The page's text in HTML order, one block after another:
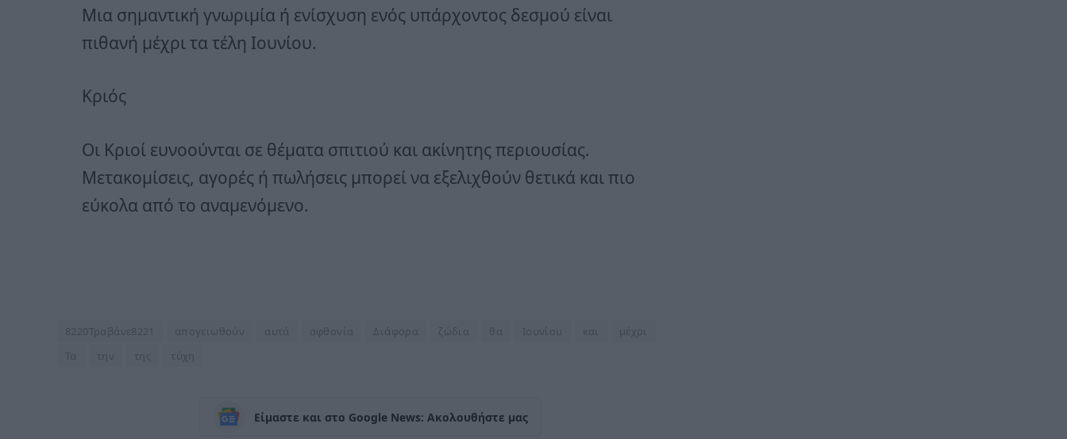
Μια σημαντική γνωριμία ή ενίσχυση ενός υπάρχοντος δεσμού είναι
πιθανή μέχρι τα τέλη Ιουνίου.
Κριός
Οι Κριοί ευνοούνται σε θέματα σπιτιού και ακίνητης περιουσίας.
Μετακομίσεις, αγορές ή πωλήσεις μπορεί να εξελιχθούν θετικά και πιο
εύκολα από το αναμενόμενο.
8220Τραβάνε8221 απογειωθούν αυτά αφθονία Διάφορα ζώδια θα Ιουνίου
μέχρι
Τα
την της τύχη
Είμαστε και στο Google News: Ακολουθήστε μας